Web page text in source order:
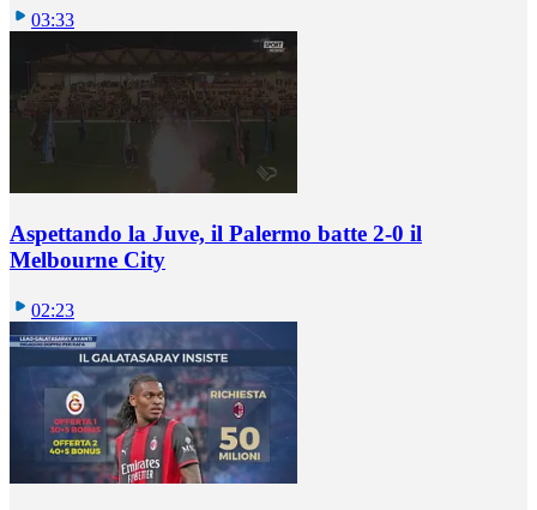
03:33
Aspettando la Juve, il Palermo batte 2-0 il
Melbourne City
02:23